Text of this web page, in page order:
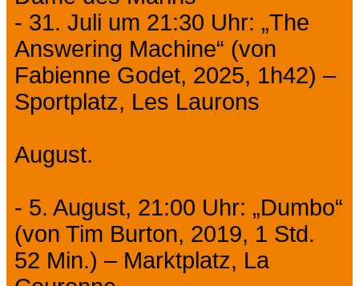
- 31. Juli um 21:30 Uhr: „The
Answering Machine“ (von
Fabienne Godet, 2025, 1h42) –
Sportplatz, Les Laurons
August.
- 5. August, 21:00 Uhr: „Dumbo“
(von Tim Burton, 2019, 1 Std.
52 Min.) – Marktplatz, La